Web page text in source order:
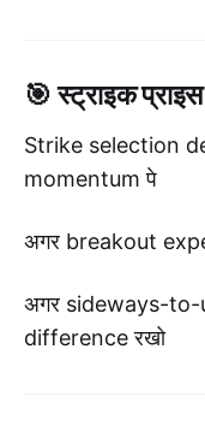
🎯 स्ट्राइक
Strike selection
momentum पे
अगर breakout
अगर sideways-to-
difference रखो